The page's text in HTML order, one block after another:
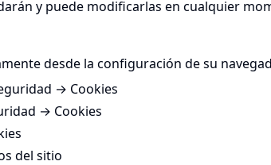
y puede modificarlas en cualquier
desde la configuración de su
→ Cookies
→ Cookies
del sitio